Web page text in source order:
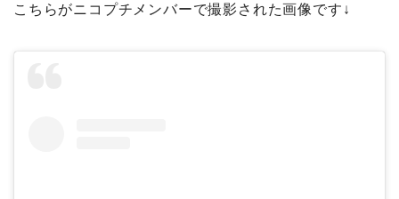
こちらがニコプチメンバーで撮影された画像です↓